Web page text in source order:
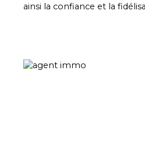
ainsi la confiance et la